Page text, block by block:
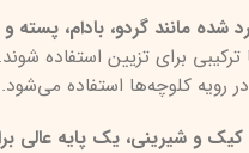
مانند گردو، بادام، پسته
ترکیبی برای تزیین استفاده
رویه کلوچه‌ها استفاده می‌شود.
کیک و شیرینی، یک پایه عالی